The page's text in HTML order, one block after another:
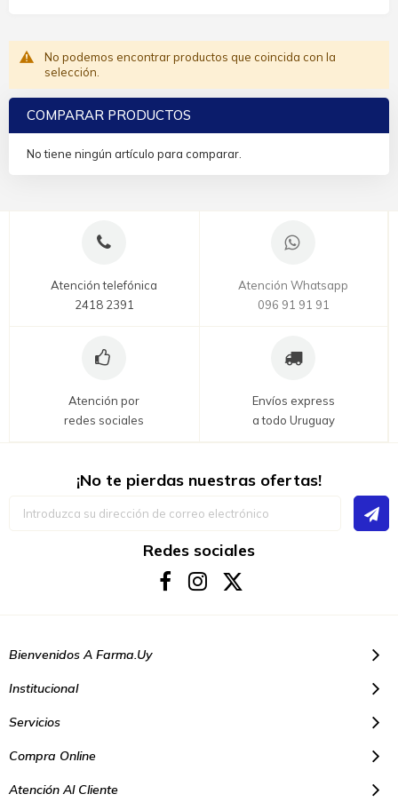
No podemos encontrar productos que coincida con la
selección.
COMPARAR PRODUCTOS
No tiene ningún artículo para comparar.
Atención telefónica
2418 2391
Atención Whatsapp
096 91 91 91
Atención por
redes sociales
Envíos express
a todo Uruguay
¡No te pierdas nuestras ofertas!
Redes sociales
Bienvenidos A Farma.uy
Institucional
Servicios
Compra Online
Atención Al Cliente